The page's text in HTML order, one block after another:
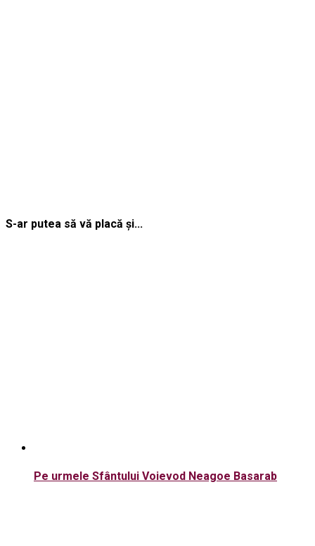
S-ar putea să vă placă și...
Pe urmele Sfântului Voievod Neagoe Basarab